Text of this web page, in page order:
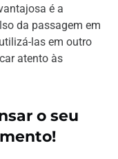
é a
da passagem em
las em outro
atento às
o seu